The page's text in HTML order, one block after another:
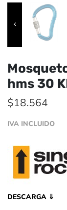
hms 30
$18.564
IVA INCLUIDO
DESCARGA ⇓